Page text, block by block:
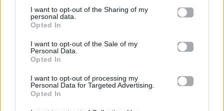
I want to opt-out of the Sharing of my
personal data.
Opted In
I want to opt-out of the Sale of my
Personal Data.
Opted In
I want to opt-out of processing my
Personal Data for Targeted Advertising.
Opted In
H διπλή γκάφα του
που δεν πρόσεξε
(σχεδόν) κανείς!
μέσα σε ένα πλυντήριο
και κατάφερε να